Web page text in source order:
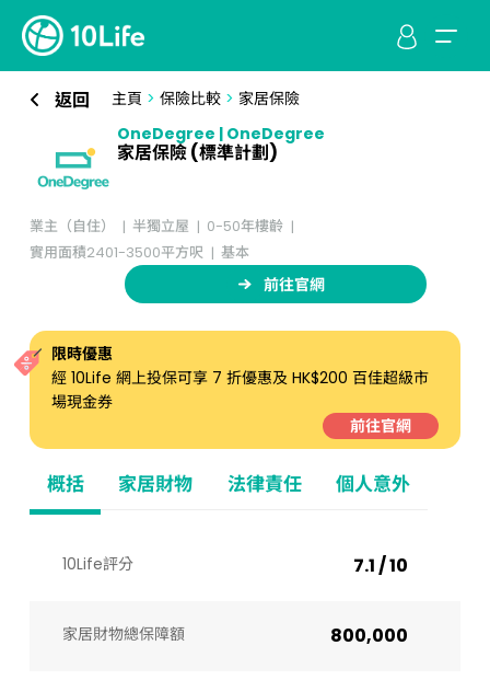
返回 主頁 > 保險比較> 家居保險
OneDegree | OneDegree
家居保險 (標準計劃)
業主（自住） 半獨立屋
0-50年樓齡
實用面積2401-3500平方呎
基本
前往官網
概括 家居財物 法律責任 個人意外
限時優惠
經 10Life 網上投保可享 7 折優惠及 HK$200 百佳超級市
場現金券
前往官網
10Life評分 7.1 / 10
家居財物總保障額 800,000